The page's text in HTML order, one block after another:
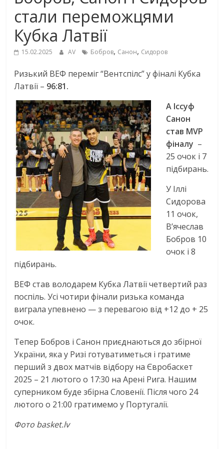
стали переможцями
Кубка Латвії
15.02.2025 AV Бобров, Санон, Сидоров
Ризький ВЕФ переміг “Вентспілс” у фіналі Кубка
Латвії – 96:81.
А Іссуф
Санон
став MVP
фіналу –
25 очок і 7
підбирань.
У Іллі
Сидорова
11 очок,
В’ячеслав
Бобров 10
очок і 8
підбирань.
ВЕФ став володарем Кубка Латвії четвертий раз
поспіль. Усі чотири фінали ризька команда
виграла упевнено — з перевагою від +12 до + 25
очок.
Тепер Бобров і Санон приєднаються до збірної
України, яка у Ризі готуватиметься і гратиме
перший з двох матчів відбору на Євробаскет
2025 – 21 лютого о 17:30 на Арені Рига. Нашим
суперником буде збірна Словенії. Після чого 24
лютого о 21:00 гратимемо у Португалії.
Фото basket.lv